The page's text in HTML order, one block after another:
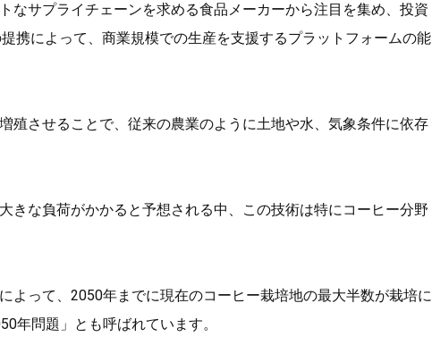
なサプライチェーンを求める食品メーカーから注目を集め、投資
携によって、商業規模での生産を支援するプラットフォームの能
殖させることで、従来の農業のように土地や水、気象条件に依存
きな負荷がかかると予想される中、この技術は特にコーヒー分野
よって、2050年までに現在のコーヒー栽培地の最大半数が栽培に
年問題」とも呼ばれています。